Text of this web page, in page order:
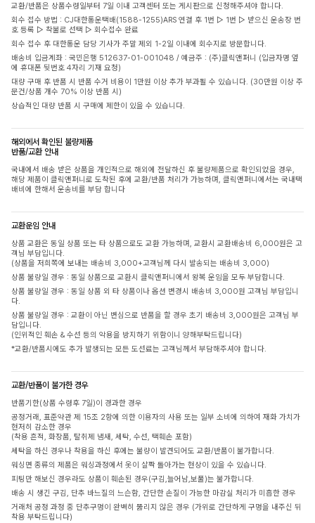
교환/반품은 상품수령일부터 7일 이내 고객센터 또는 게시판으로 신청해주셔야 합니다.
회수 접수 방법 : CJ대한통운택배(1588-1255)ARS 연결 후 1번 ▷ 1번 ▷ 받으신 운송장 번
호 등록 ▷ 착불로 선택 ▷ 회수접수 완료
회수 접수 후 대한통운 담당 기사가 주말 제외 1-2일 이내에 회수지로 방문합니다.
배송비 입금계좌 : 국민은행 512637-01-001048 / 예금주 : (주)클릭앤퍼니 (입금자명 옆
에 휴대폰 뒷번호 4자리 기재 요청)
대량 구매 후 반품 시 반품 수거 비용이 1만원 이상 추가 부과될 수 있습니다. (30만원 이상 주
문건/상품 개수 70% 이상 반품 시)
상습적인 대량 반품 시 구매에 제한이 있을 수 있습니다.
해외에서 확인된 불량제품
반품/교환 안내
국내에서 배송 받은 상품을 개인적으로 해외에 전달하신 후 불량제품으로 확인되었을 경우,
해당 제품이 클릭앤퍼니로 도착된 후에 교환/반품 처리가 가능하며, 클릭앤퍼니에서는 국내택
배비에 한해서 운송비를 부담 합니다
교환운임 안내
상품 교환은 동일 상품 또는 타 상품으로도 교환 가능하며, 교환시 교환배송비 6,000원은 고
객님 부담입니다.
(상품을 저희쪽에 보내는 배송비 3,000+고객님께 다시 발송되는 배송비 3,000)
상품 불량일 경우 : 동일 상품으로 교환시 클릭앤퍼니에서 왕복 운임을 모두 부담합니다.
상품 불량일 경우 : 동일 상품 외 타 상품이나 옵션 변경시 배송비 3,000원 고객님 부담입니
다.
상품 불량일 경우 : 교환이 아닌 변심으로 반품을 할 경우 초기 배송비 3,000원은 고객님 부
담입니다.
(인위적인 훼손 & 수선 등의 악용을 방지하기 위함이니 양해부탁드립니다)
*교환/반품시에도 추가 발생되는 모든 도선료는 고객님께서 부담해주셔야 합니다.
교환/반품이 불가한 경우
반품기한(상품 수령후 7일)이 경과한 경우
공정거래, 표준약관 제 15조 2항에 의한 이용자의 사용 또는 일부 소비에 의하여 재화 가치가
현저히 감소한 경우
(착용 흔적, 화장품, 탈취제 냄새, 세탁, 수선, 택훼손 포함)
세탁을 하신 경우나 착용을 하신 후에는 불량이 발견되어도 교환/반품이 불가합니다.
워싱면 종류의 제품은 워싱과정에서 옷이 살짝 돌아가는 현상이 있을 수 있습니다.
피팅만 해보신 경우라도 상품이 훼손된 경우(구김,늘어남,보풀)는 불가합니다.
배송 시 생긴 구김, 단추 바느질의 느슨함, 간단한 손질이 가능한 마감실 처리가 미흡한 경우
거래처 공정 과정 중 단추구멍이 완벽히 뚫리지 않은 경우 (가위로 간단하게 구멍을 내주신 뒤
착용 부탁드립니다)